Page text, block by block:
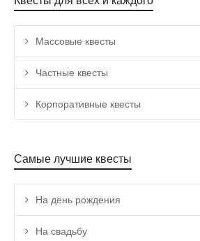
Массовые квесты
Частные квесты
Корпоративные квесты
Самые лучшие квесты
На день рождения
На свадьбу